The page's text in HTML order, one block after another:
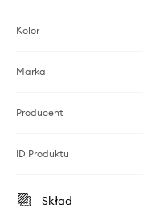
Kolor
Marka
Producent
ID Produktu
Skład